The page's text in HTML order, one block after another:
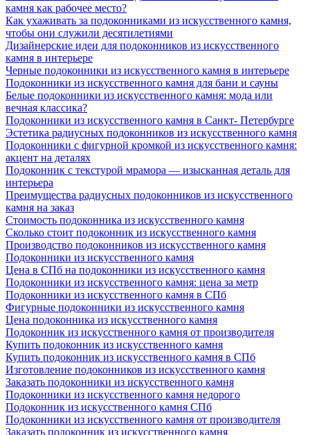
камня как рабочее место?
Как ухаживать за подоконниками из искусственного камня,
чтобы они служили десятилетиями
Дизайнерские идеи для подоконников из искусственного
камня в интерьере
Черные подоконники из искусственного камня в интерьере
Подоконники из искусственного камня для бани и сауны
Белые подоконники из искусственного камня: мода или
вечная классика?
Подоконники из искусственного камня в Санкт- Петербурге
Эстетика радиусных подоконников из искусственного камня
Подоконники с фигурной кромкой из искусственного камня:
акцент на деталях
Подоконник с текстурой мрамора — изысканная деталь для
интерьера
Преимущества радиусных подоконников из искусственного
камня на заказ
Стоимость подоконника из искусственного камня
Сколько стоит подоконник из искусственного камня
Производство подоконников из искусственного камня
Подоконники из искусственного камня
Цена в СПб на подоконники из искусственного камня
Подоконники из искусственного камня: цена за метр
Подоконники из искусственного камня в СПб
Фигурные подоконники из искусственного камня
Цена подоконника из искусственного камня
Подоконник из искусственного камня от производителя
Купить подоконник из искусственного камня
Купить подоконник из искусственного камня в СПб
Изготовление подоконников из искусственного камня
Заказать подоконники из искусственного камня
Подоконники из искусственного камня недорого
Подоконник из искусственного камня СПб
Подоконники из искусственного камня от производителя
Заказать подоконник из искусственного камня